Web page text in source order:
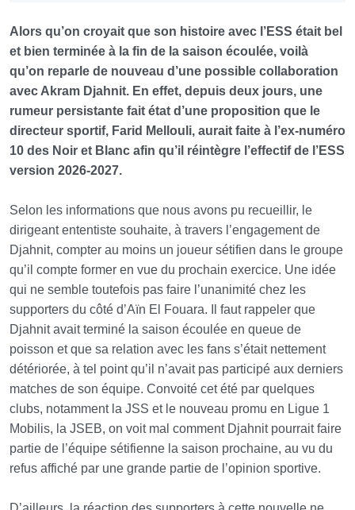
Alors qu’on croyait que son histoire avec l’ESS était bel
et bien terminée à la fin de la saison écoulée, voilà
qu’on reparle de nouveau d’une possible collaboration
avec Akram Djahnit. En effet, depuis deux jours, une
rumeur persistante fait état d’une proposition que le
directeur sportif, Farid Mellouli, aurait faite à l’ex-numéro
10 des Noir et Blanc afin qu’il réintègre l’effectif de l’ESS
version 2026-2027.
Selon les informations que nous avons pu recueillir, le
dirigeant ententiste souhaite, à travers l’engagement de
Djahnit, compter au moins un joueur sétifien dans le groupe
qu’il compte former en vue du prochain exercice. Une idée
qui ne semble toutefois pas faire l’unanimité chez les
supporters du côté d’Aïn El Fouara. Il faut rappeler que
Djahnit avait terminé la saison écoulée en queue de
poisson et que sa relation avec les fans s’était nettement
détériorée, à tel point qu’il n’avait pas participé aux derniers
matches de son équipe. Convoité cet été par quelques
clubs, notamment la JSS et le nouveau promu en Ligue 1
Mobilis, la JSEB, on voit mal comment Djahnit pourrait faire
partie de l’équipe sétifienne la saison prochaine, au vu du
refus affiché par une grande partie de l’opinion sportive.